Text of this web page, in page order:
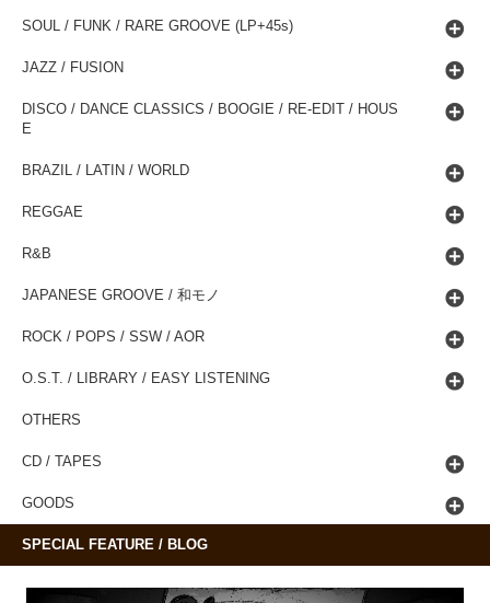
SOUL / FUNK / RARE GROOVE (LP+45s)
JAZZ / FUSION
DISCO / DANCE CLASSICS / BOOGIE / RE-EDIT / HOUS
E
BRAZIL / LATIN / WORLD
REGGAE
R&B
JAPANESE GROOVE / 和モノ
ROCK / POPS / SSW / AOR
O.S.T. / LIBRARY / EASY LISTENING
OTHERS
CD / TAPES
GOODS
SPECIAL FEATURE / BLOG